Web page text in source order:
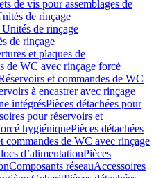
de vis pour assemblages de
de rinçage
Unités de rinçage
de rinçage
et plaques de
de WC avec rinçage forcé
et commandes de WC
à encastrer avec rinçage
intégrésPièces détachées pour
pour réservoirs et
hygiéniquePièces détachées
commandes de WC avec rinçage
d’alimentationPièces
Composants réseauAccessoires